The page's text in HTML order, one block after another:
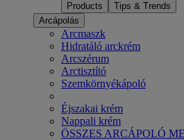
Products
Tips & Trends
Arcápolás
Arcmaszk
Hidratáló arckrém
Arcszérum
Arctisztító
Szemkörnyékápoló
Éjszakai krém
Nappali krém
ÖSSZES ARCÁPOLÓ